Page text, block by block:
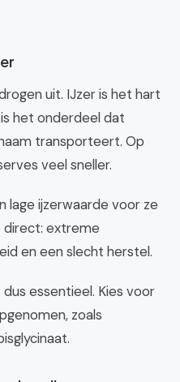
uit. IJzer is het hart
het onderdeel dat
transporteert. Op
veel sneller.
lage ijzerwaarde voor ze
direct: extreme
en een slecht herstel.
essentieel. Kies voor
zoals